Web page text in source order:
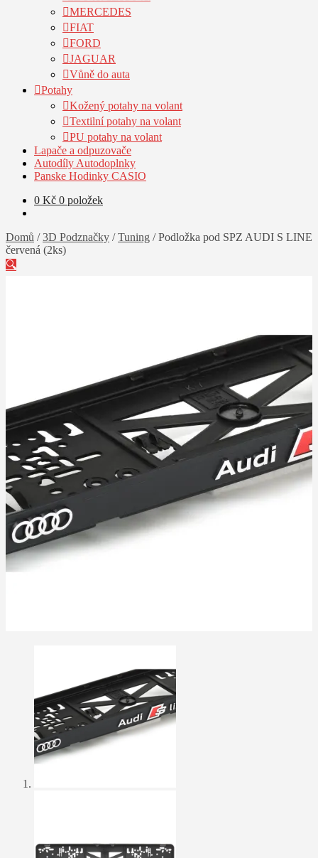
MERCEDES
FIAT
FORD
JAGUAR
Vůně do auta
Potahy
Kožený potahy na volant
Textilní potahy na volant
PU potahy na volant
Lapače a odpuzovače
Autodíly Autodoplnky
Panske Hodinky CASIO
0 Kč 0 položek
Domů /3D Podznačky /Tuning /Podložka pod SPZ AUDI S LINE
červená (2ks)
🔍